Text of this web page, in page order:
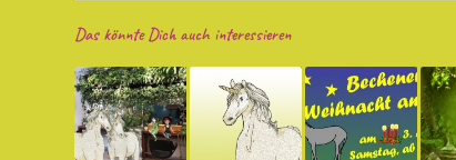
Das könnte Dich auch interessieren